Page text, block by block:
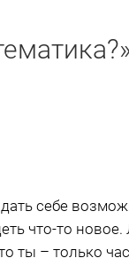
себе
что-то
ты – только